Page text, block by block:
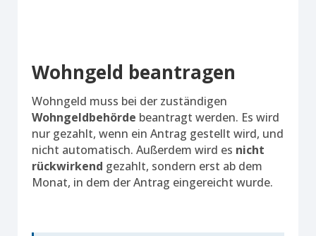
Wohngeld beantragen
Wohngeld muss bei der zuständigen
Wohngeldbehörde beantragt werden. Es wird
nur gezahlt, wenn ein Antrag gestellt wird, und
nicht automatisch. Außerdem wird es nicht
rückwirkend gezahlt, sondern erst ab dem
Monat, in dem der Antrag eingereicht wurde.